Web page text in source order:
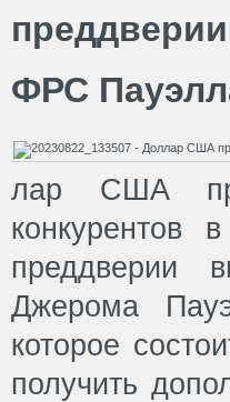
ФРС
лар США
конкурентов
преддверии
Джерома
которое
получить